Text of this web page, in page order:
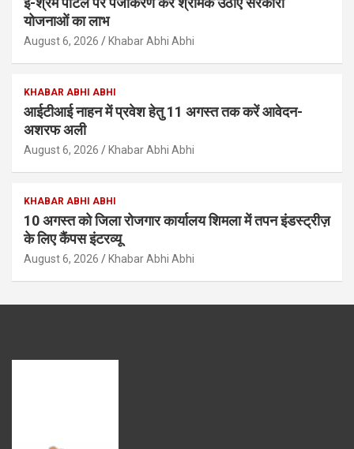
योजनाओं का लाभ
August 6, 2026 Khabar Abhi Abhi
KHABAR ABHI ABHI
आईटीआई नाहन में प्रवेश हेतु 11 अगस्त तक करें आवेदन-
अशरफ अली
August 6, 2026 Khabar Abhi Abhi
KHABAR ABHI ABHI
10 अगस्त को जिला रोजगार कार्यालय शिमला में तपन इंडस्ट्रीज़
के लिए कैंपस इंटरव्यू
August 6, 2026 Khabar Abhi Abhi